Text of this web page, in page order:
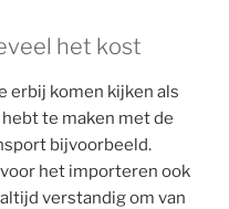
het kost
erbij komen kijken als
te maken met de
bijvoorbeeld.
het importeren ook
verstandig om van